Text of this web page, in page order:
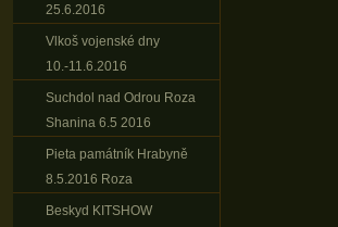
25.6.2016
Vlkoš vojenské dny
10.-11.6.2016
Suchdol nad Odrou Roza
Shanina 6.5 2016
Pieta památník Hrabyně
8.5.2016 Roza
Beskyd KITSHOW